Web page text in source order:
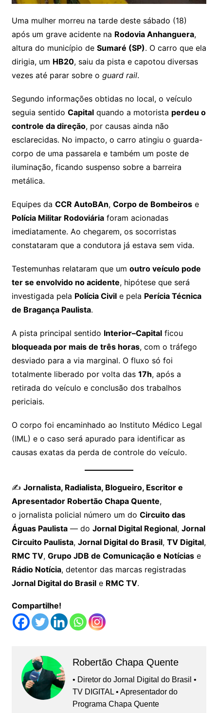
Uma mulher morreu na tarde deste sábado (18)
após um grave acidente na Rodovia Anhanguera,
altura do município de Sumaré (SP). O carro que ela
dirigia, um HB20, saiu da pista e capotou diversas
vezes até parar sobre o guard rail.
Segundo informações obtidas no local, o veículo
seguia sentido Capitalquando a motorista perdeu o
controle da direção, por causas ainda não
esclarecidas. No impacto, o carro atingiu o guarda-
corpo de uma passarela e também um poste de
iluminação, ficando suspenso sobre a barreira
metálica.
Equipes da CCR AutoBAn, Corpo de Bombeirose
Polícia Militar Rodoviáriaforam acionadas
imediatamente. Ao chegarem, os socorristas
constataram que a condutora já estava sem vida.
Testemunhas relataram que um outro veículo pode
ter se envolvido no acidente, hipótese que será
investigada pela Polícia Civile pela Perícia Técnica
de Bragança Paulista.
A pista principal sentido Interior–Capitalficou
bloqueada por mais de três horas, com o tráfego
desviado para a via marginal. O fluxo só foi
totalmente liberado por volta das 17h, após a
retirada do veículo e conclusão dos trabalhos
periciais.
O corpo foi encaminhado ao Instituto Médico Legal
(IML) e o caso será apurado para identificar as
causas exatas da perda de controle do veículo.
✍️ Jornalista, Radialista, Blogueiro, Escritor e
Apresentador Robertão Chapa Quente,
o jornalista policial número um do Circuito das
Águas Paulista— do Jornal Digital Regional, Jornal
Circuito Paulista, Jornal Digital do Brasil, TV Digital,
RMC TV, Grupo JDB de Comunicação e Notíciase
Rádio Notícia, detentor das marcas registradas
Jornal Digital do Brasile RMC TV.
Compartilhe!
Robertão Chapa Quente
• Diretor do Jornal Digital do Brasil •
TV DIGITAL • Apresentador do
Programa Chapa Quente